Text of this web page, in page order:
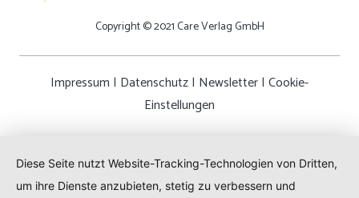
Copyright © 2021 Care Verlag GmbH
Impressum | Datenschutz| Newsletter| Cookie-
Einstellungen
Diese Seite nutzt Website-Tracking-Technologien von Dritten,
um ihre Dienste anzubieten, stetig zu verbessern und